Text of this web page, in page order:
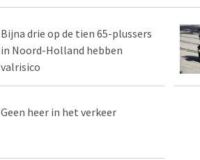
Bijna drie op de tien 65-plussers
in Noord-Holland hebben
valrisico
Geen heer in het verkeer